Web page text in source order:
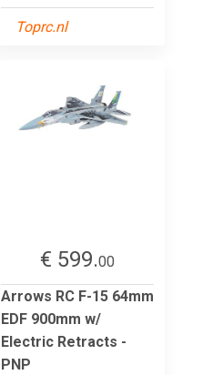
Toprc.nl
€ 599.00
Arrows RC F-15 64mm
EDF 900mm w/
Electric Retracts -
PNP